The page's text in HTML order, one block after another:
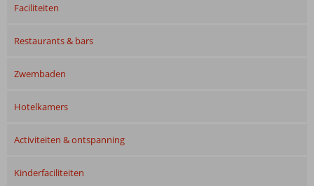
Faciliteiten
Restaurants & bars
Zwembaden
Hotelkamers
Activiteiten & ontspanning
Kinderfaciliteiten